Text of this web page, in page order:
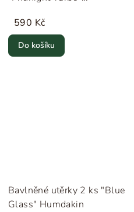
590 Kč
Do košíku
Bavlněné utěrky 2 ks "Blue
Glass" Humdakin